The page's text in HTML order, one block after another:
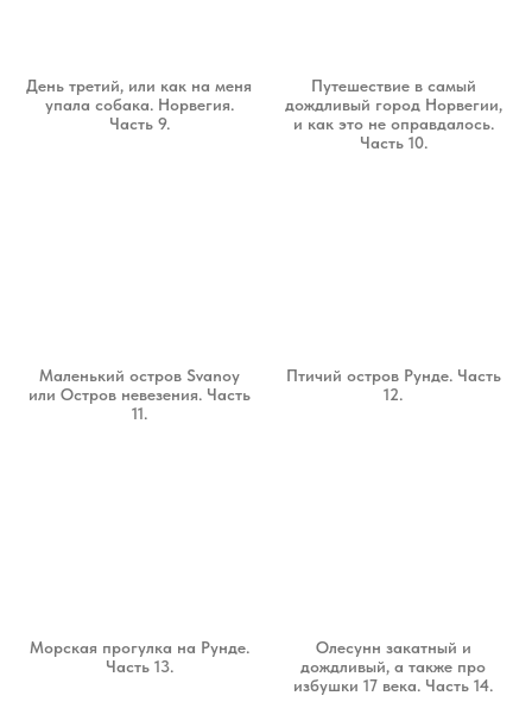
День третий, или как на меня
упала собака. Норвегия.
Часть 9.
Путешествие в самый
дождливый город Норвегии,
и как это не оправдалось.
Часть 10.
Маленький остров Svanoy
или Остров невезения. Часть
11.
Птичий остров Рунде. Часть
12.
Морская прогулка на Рунде.
Часть 13.
Олесунн закатный и
дождливый, а также про
избушки 17 века. Часть 14.